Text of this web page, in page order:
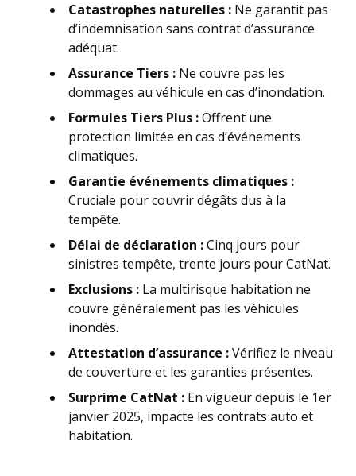
Catastrophes naturelles : Ne garantit pas
d’indemnisation sans contrat d’assurance
adéquat.
Assurance Tiers : Ne couvre pas les
dommages au véhicule en cas d’inondation.
Formules Tiers Plus :Offrent une
protection limitée en cas d’événements
climatiques.
Garantie événements climatiques :
Cruciale pour couvrir dégâts dus à la
tempête.
Délai de déclaration :Cinq jours pour
sinistres tempête, trente jours pour CatNat.
Exclusions : La multirisque habitation ne
couvre généralement pas les véhicules
inondés.
Attestation d’assurance :Vérifiez le niveau
de couverture et les garanties présentes.
Surprime CatNat : En vigueur depuis le 1er
janvier 2025, impacte les contrats auto et
habitation.